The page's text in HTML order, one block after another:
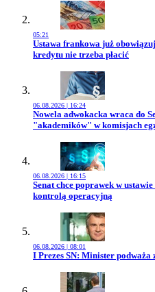
05:21
Przejdź do artykułu:
Ustawa frankowa już
kredytu nie trzeba płacić
06.08.2026 | 16:24
Przejdź do artykułu:
Nowela adwokacka wraca do
"akademików" w komisjach
06.08.2026 | 16:15
Przejdź do artykułu:
Senat chce poprawek w
kontrolą operacyjną
06.08.2026 | 08:01
Przejdź do artykułu:
I Prezes SN: Minister podważa